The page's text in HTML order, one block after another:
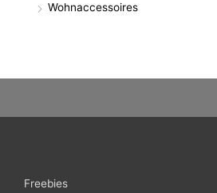
Wohnaccessoires
Freebies